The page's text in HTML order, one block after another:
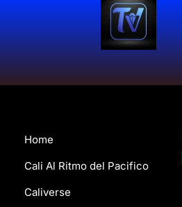
Home
Cali Al Ritmo del Pacifico
Caliverse